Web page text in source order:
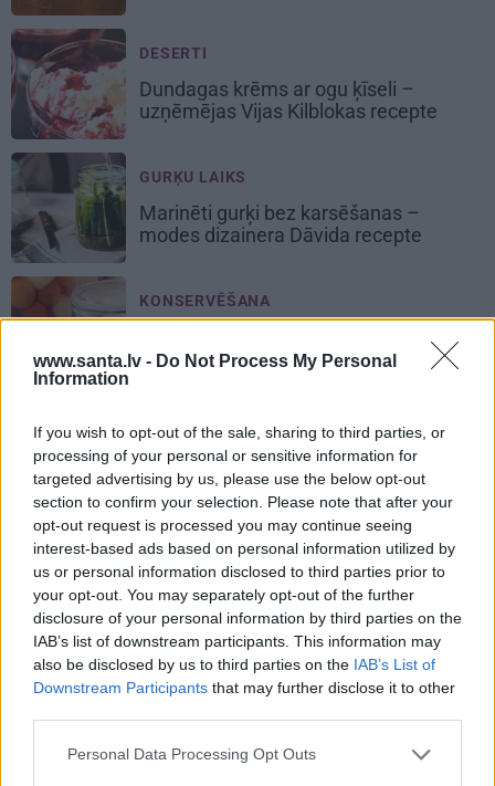
www.santa.lv - Do Not Process My Personal
Information
If you wish to opt-out of the sale, sharing to third parties, or
processing of your personal or sensitive information for
targeted advertising by us, please use the below opt-out
section to confirm your selection. Please note that after your
opt-out request is processed you may continue seeing
interest-based ads based on personal information utilized by
us or personal information disclosed to third parties prior to
your opt-out. You may separately opt-out of the further
disclosure of your personal information by third parties on the
IAB’s list of downstream participants. This information may
also be disclosed by us to third parties on the IAB’s List of
Downstream Participants that may further disclose it to other
Personal Data Processing Opt Outs
DESERTI
Dundagas krēms ar ogu ķīseli –
uzņēmējas Vijas Kilblokas recepte
GURĶU LAIKS
Marinēti gurķi bez karsēšanas –
modes dizainera Dāvida recepte
KONSERVĒŠANA
Cinovskas gadiem pārbaudītā
PROFESIONĀLS INTERJERS
Ciemos: Eklektika bez haosa –
estēta mājoklis ar skatu uz
Rīgas centra jumtiem
būvējot.» Kā Grišānu ģimene